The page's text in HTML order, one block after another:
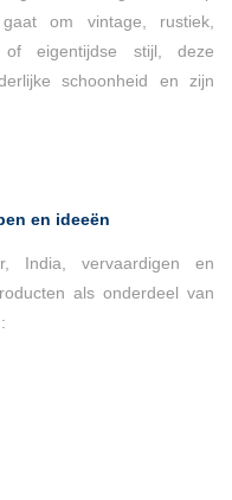
om vintage, rustiek,
of eigentijdse stijl, deze
schoonheid en zijn
en ideeën
India, vervaardigen en
als onderdeel van